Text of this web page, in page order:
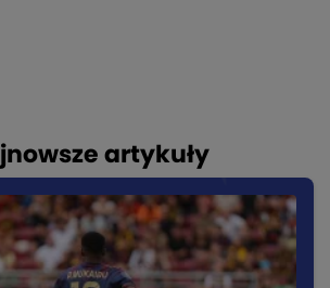
artykuły